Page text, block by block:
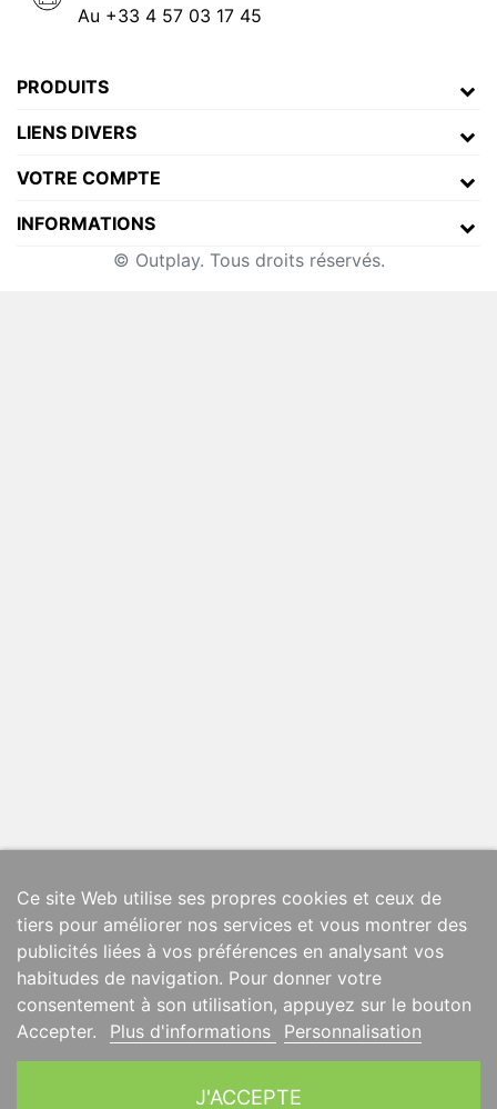
Au +33 4 57 03 17 45
PRODUITS
LIENS DIVERS
VOTRE COMPTE
INFORMATIONS
Ce site Web utilise ses propres cookies et ceux de
tiers pour améliorer nos services et vous montrer des
publicités liées à vos préférences en analysant vos
habitudes de navigation. Pour donner votre
consentement à son utilisation, appuyez sur le bouton
Accepter.
Plus d'informations Personnalisation
J'ACCEPTE
© Outplay. Tous droits réservés.